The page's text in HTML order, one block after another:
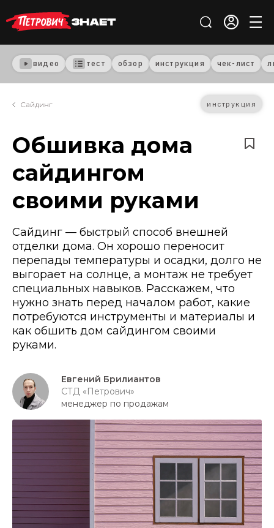
видео тест обзор инструкция чек-лист
Сайдинг инструкция
Обшивка дома
сайдингом
своими руками
Евгений Брилиантов
СТД «Петрович»
менеджер по продажам
Сайдинг — быстрый способ внешней
отделки дома. Он хорошо переносит
перепады температуры и осадки, долго не
выгорает на солнце, а монтаж не требует
специальных навыков. Расскажем, что
нужно знать перед началом работ, какие
потребуются инструменты и материалы и
как обшить дом сайдингом своими
руками.